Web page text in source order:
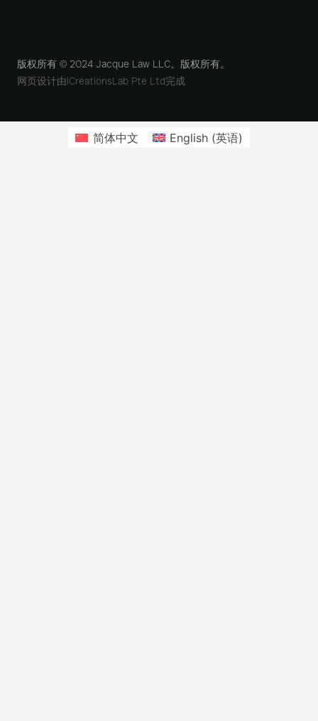
版权所有 © 2024 Jacque Law LLC。版权所有。
网页设计由iCreationsLab Pte Ltd完成
简体中文 English(英语)